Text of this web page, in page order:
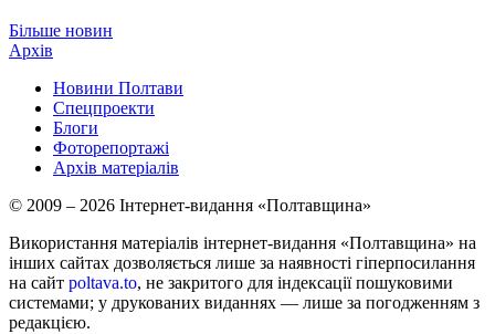
Більше новин
Архів
Новини Полтави
Спецпроекти
Блоги
Фоторепортажі
Архів матеріалів
© 2009 – 2026 Інтернет-видання «Полтавщина»
Використання матеріалів інтернет-видання «Полтавщина» на
інших сайтах дозволяється лише за наявності гіперпосилання
на сайт poltava.to, не закритого для індексації пошуковими
системами; у друкованих виданнях — лише за погодженням з
редакцією.